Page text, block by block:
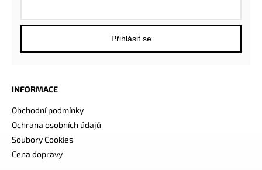
INFORMACE
Obchodní podmínky
Ochrana osobních údajů
Soubory Cookies
Cena dopravy
Přihlásit se